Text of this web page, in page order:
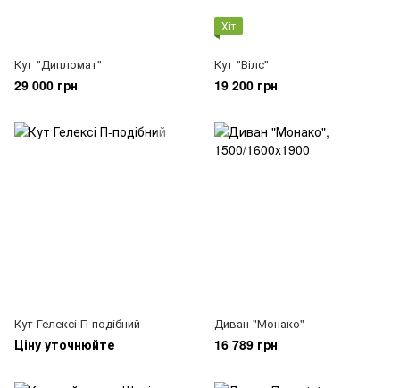
Кут "Дипломат"
29 000 грн
Хіт
Кут "Вілс"
19 200 грн
Кут Гелексі П-подібний
Ціну уточнюйте
Диван "Монако"
16 789 грн